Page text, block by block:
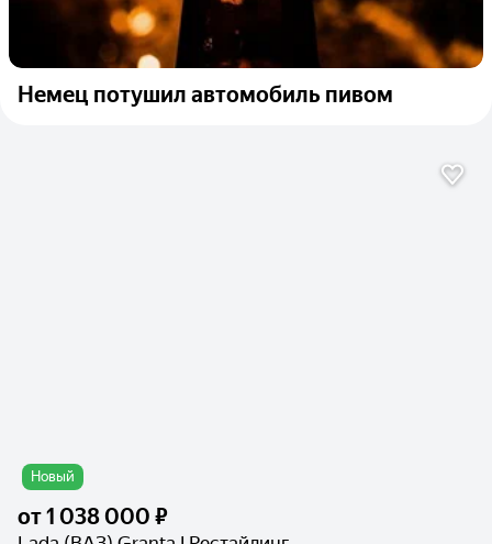
Немец потушил автомобиль пивом
Новый
от1 038 000 ₽